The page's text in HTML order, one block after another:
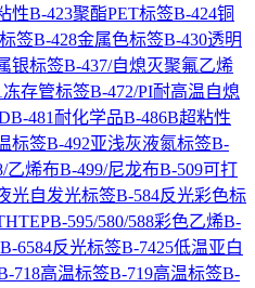
性B-423聚酯PET标签B-424铜
签B-428金属色标签B-430透明
银标签B-437/自熄灭聚氟乙烯
冻存管标签B-472/PI耐高温自熄
B-481耐化学品B-486B超粘性
标签B-492亚浅灰液氮标签B-
乙烯布B-499/尼龙布B-509可打
光自发光标签B-584反光彩色标
B-595/580/588彩色乙烯B-
B-6584反光标签B-7425低温亚白
718高温标签B-719高温标签B-